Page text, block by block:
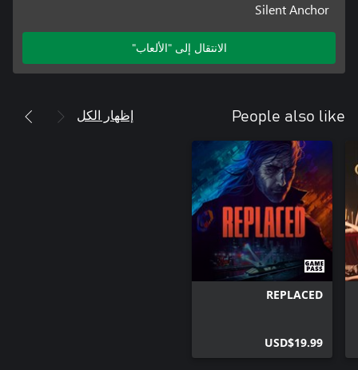
Silent Anchor
الانتقال إلى "الألعاب"
People also like إظهار الكل
REPLACED
USD$19.99